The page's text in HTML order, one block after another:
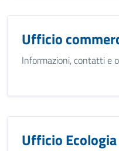
Ufficio
Informazioni, contatti e
Ufficio Ecologia